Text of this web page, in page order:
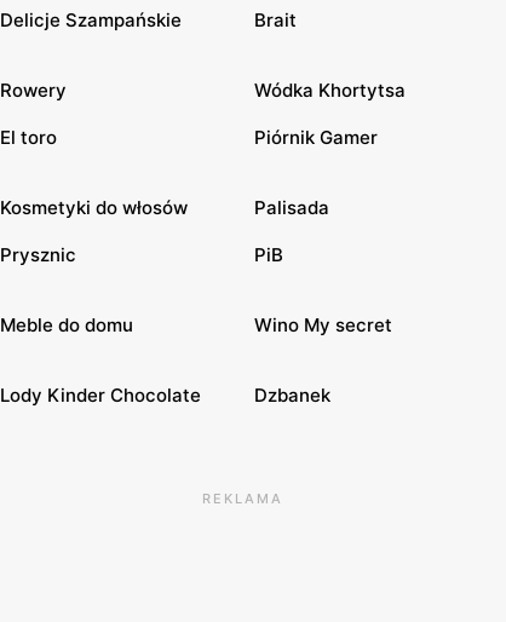
Delicje Szampańskie Brait
Rowery Wódka Khortytsa
El toro Piórnik Gamer
Kosmetyki do włosów Palisada
Prysznic PiB
Meble do domu Wino My secret
Lody Kinder Chocolate Dzbanek
REKLAMA